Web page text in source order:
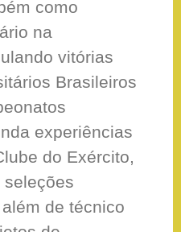
como
na
vitórias
Brasileiros
experiências
do Exército,
seleções
de técnico